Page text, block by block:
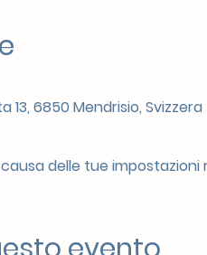
13, 6850 Mendrisio, Svizzera
delle tue